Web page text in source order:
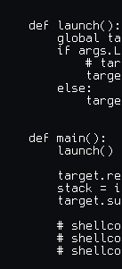
def launch():
global
if
#
    else:
def main():
    launch()
stack =
#
#
#